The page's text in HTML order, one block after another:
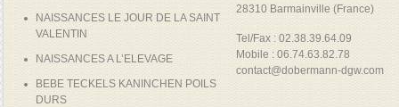
NAISSANCES LE JOUR DE LA SAINT
VALENTIN
NAISSANCES A L’ELEVAGE
BEBE TECKELS KANINCHEN POILS
DURS
28310 Barmainville (France)
Tel/Fax : 02.38.39.64.09
Mobile : 06.74.63.82.78
contact@dobermann-dgw.com